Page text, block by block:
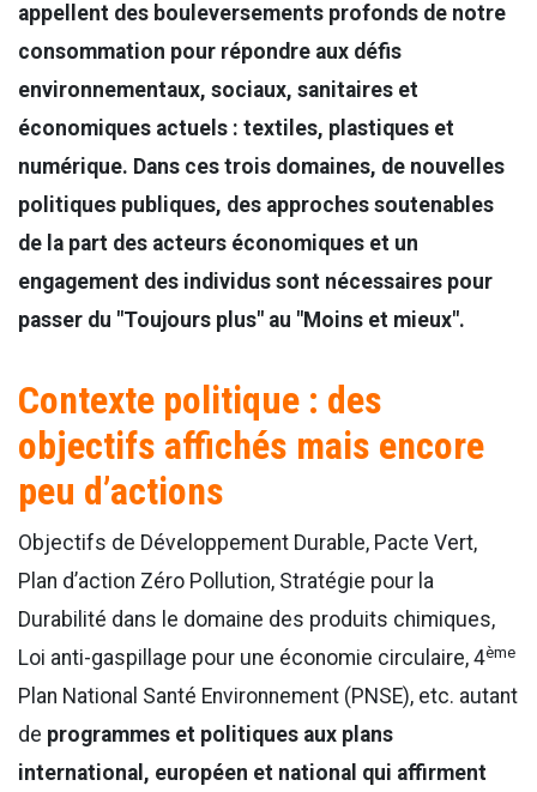
appellent des bouleversements profonds de notre
consommation pour répondre aux défis
environnementaux, sociaux, sanitaires et
économiques actuels : textiles, plastiques et
numérique. Dans ces trois domaines, de nouvelles
politiques publiques, des approches soutenables
de la part des acteurs économiques et un
engagement des individus sont nécessaires pour
passer du "Toujours plus" au "Moins et mieux".
Contexte politique : des
objectifs affichés mais encore
peu d’actions
Objectifs de Développement Durable, Pacte Vert,
Plan d’action Zéro Pollution, Stratégie pour la
Durabilité dans le domaine des produits chimiques,
Loi anti-gaspillage pour une économie circulaire, 4ème
Plan National Santé Environnement (PNSE), etc. autant
de programmes et politiques aux plans
international, européen et national qui affirment